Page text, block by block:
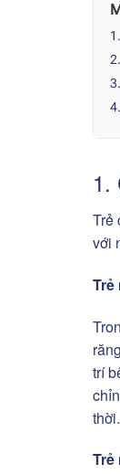
1.
Trẻ
với
Trẻ
trí
thời.
Trẻ